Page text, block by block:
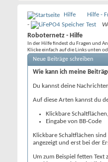
Hilfe Hilfe -
-
Roboternetz - Hilfe
In der Hilfe findest du Fragen und
Klicke einfach auf die Links unten
Neue Beiträge schreiben
Wie kann ich meine
Du kannst deine
Auf diese Arten kannst du
Klickbare
Eingabe von BB-Code
Klickbare Schaltflächen
angezeigt und erst bei der
Um zum Beispiel fetten